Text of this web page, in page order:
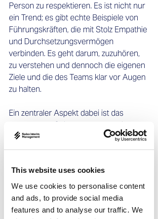
This website uses cookies
We use cookies to personalise content
and ads, to provide social media
features and to analyse our traffic. We
Person zu respektieren. Es ist nicht nur
ein Trend; es gibt echte Beispiele von
Führungskräften, die mit Stolz Empathie
und Durchsetzungsvermögen
verbinden. Es geht darum, zuzuhören,
zu verstehen und dennoch die eigenen
Ziele und die des Teams klar vor Augen
zu halten.
Ein zentraler Aspekt dabei ist das
Konzept des Spiegelns. Indem wir
unser eigenes Verhalten bewusst
verändern, können wir einen
unseres Gegenübers bewirken und so
zu einer positiven Veränderung
beitragen. Diese Technik ist besonders
wirkungsvoll in Führungspositionen, wo